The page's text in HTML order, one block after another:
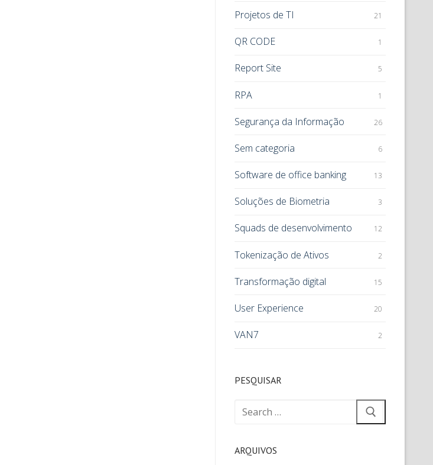
Projetos de TI 21
QR CODE 1
Report Site 5
RPA 1
Segurança da Informação 26
Sem categoria 6
Software de office banking 13
Soluções de Biometria 3
Squads de desenvolvimento 12
Tokenização de Ativos 2
Transformação digital 15
User Experience 20
VAN7 2
PESQUISAR
ARQUIVOS